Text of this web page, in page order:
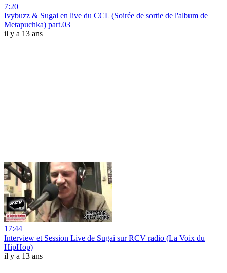
7:20
Ivybuzz & Sugai en live du CCL (Soirée de sortie de l'album de
Metapuchka) part.03
il y a 13 ans
17:44
Interview et Session Live de Sugai sur RCV radio (La Voix du
HipHop)
il y a 13 ans